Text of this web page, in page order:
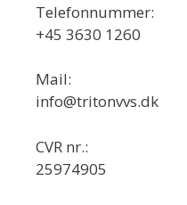
Telefonnummer:
+45 3630 1260
Mail:
info@tritonvvs.dk
CVR nr.:
25974905